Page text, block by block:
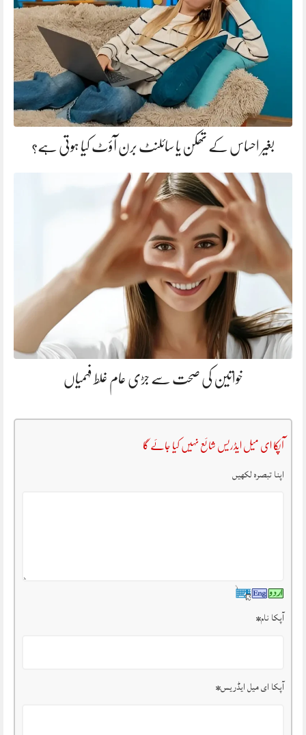
بغیر احساس کے تھکن یا سائلنٹ برن آؤٹ کیا ہوتی ہے؟
خواتین کی صحت سے جڑی عام غلط فہمیاں
آپکا ای میل ایڈریس شائع نہیں کیا جائے گا
اپنا تبصرہ لکھیں
آپکا نام*
آپکا ای میل ایڈریس*